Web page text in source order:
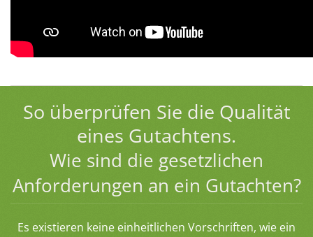
So überprüfen Sie die Qualität
eines Gutachtens.
Wie sind die gesetzlichen
Anforderungen an ein Gutachten?
Es existieren keine einheitlichen Vorschriften, wie ein